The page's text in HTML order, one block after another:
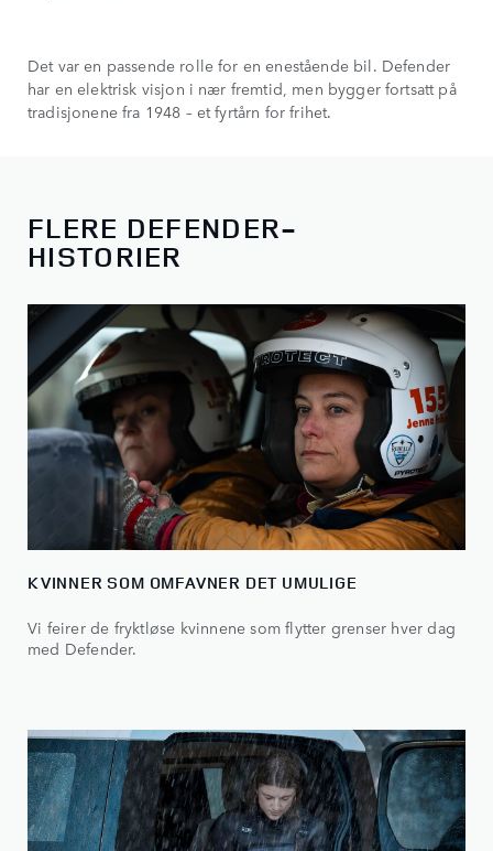
Det var en passende rolle for en enestående bil. Defender
har en elektrisk visjon i nær fremtid, men bygger fortsatt på
tradisjonene fra 1948 – et fyrtårn for frihet.
FLERE DEFENDER-
HISTORIER
KVINNER SOM OMFAVNER DET UMULIGE
Vi feirer de fryktløse kvinnene som flytter grenser hver dag
med Defender.